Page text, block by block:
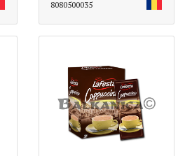
8080500035